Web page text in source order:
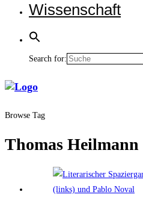
Wis­sen­schaft
Search for:
Browse Tag
Thomas Heilmann